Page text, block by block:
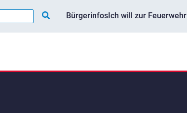
BürgerinfosIch will zur Feuerwehr